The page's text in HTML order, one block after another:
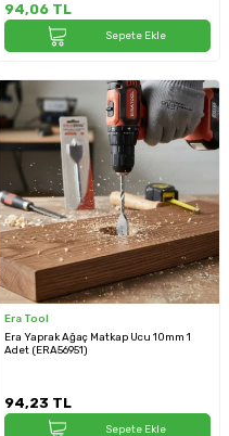
94,06 TL
Sepete Ekle
Era Tool
Era Yaprak Ağaç Matkap Ucu 10mm 1
Adet (ERA56951)
94,23 TL
Sepete Ekle